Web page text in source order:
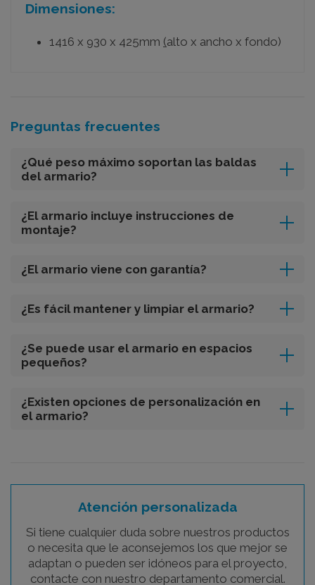
Dimensiones:
1416 x 930 x 425mm (alto x ancho x fondo)
Preguntas frecuentes
¿Qué peso máximo soportan las baldas
del armario?
¿El armario incluye instrucciones de
montaje?
¿El armario viene con garantía?
¿Es fácil mantener y limpiar el armario?
¿Se puede usar el armario en espacios
pequeños?
¿Existen opciones de personalización en
el armario?
Atención personalizada
Si tiene cualquier duda sobre nuestros productos
o necesita que le aconsejemos los que mejor se
adaptan o pueden ser idóneos para el proyecto,
contacte con nuestro departamento comercial.